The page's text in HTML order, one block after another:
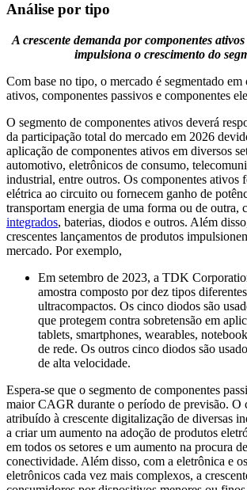
Análise por tipo
A crescente demanda por componentes
impulsiona o crescimento do
Com base no tipo, o mercado é segmentado em
ativos, componentes passivos e componentes
O segmento de componentes ativos deverá
da participação total do mercado em 2026
aplicação de componentes ativos em diversos
automotivo, eletrônicos de consumo,
industrial, entre outros. Os componentes ativos
elétrica ao circuito ou fornecem ganho de
transportam energia de uma forma ou de outra,
integrados, baterias, diodos e outros. Além
crescentes lançamentos de produtos
mercado. Por exemplo,
Em setembro de 2023, a TDK
amostra composto por dez tipos
ultracompactos. Os cinco diodos são
que protegem contra sobretensão em
tablets, smartphones, wearables,
de rede. Os outros cinco diodos são
de alta velocidade.
Espera-se que o segmento de componentes
maior CAGR durante o período de previsão. O
atribuído à crescente digitalização de diversas
a criar um aumento na adoção de produtos
em todos os setores e um aumento na procura
conectividade. Além disso, com a eletrônica e
eletrônicos cada vez mais complexos, a